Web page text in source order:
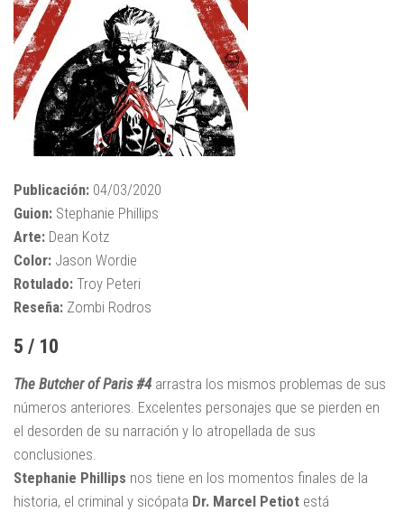
Publicación: 04/03/2020
Guion: Stephanie Phillips
Arte: Dean Kotz
Color: Jason Wordie
Rotulado: Troy Peteri
Reseña: Zombi Rodros
5 / 10
The Butcher of Paris #4 arrastra los mismos problemas de sus
números anteriores. Excelentes personajes que se pierden en
el desorden de su narración y lo atropellada de sus
conclusiones.
Stephanie Phillips nos tiene en los momentos finales de la
historia, el criminal y sicópata Dr. Marcel Petiot está